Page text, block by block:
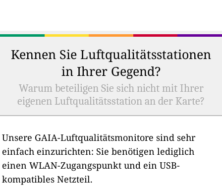
Kennen Sie Luftqualitätsstationen
in Ihrer Gegend?
Warum beteiligen Sie sich nicht mit Ihrer
eigenen Luftqualitätsstation an der Karte?
Unsere GAIA-Luftqualitätsmonitore sind sehr
einfach einzurichten: Sie benötigen lediglich
einen WLAN-Zugangspunkt und ein USB-
kompatibles Netzteil.